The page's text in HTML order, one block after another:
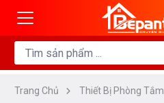
Trang Chủ Thiết Bị Phòng Tắm